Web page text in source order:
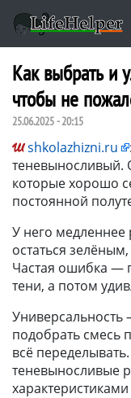
Как выбрать и
чтобы не
25.06.2025 - 20:15
shkolazhizni.ru :
теневыносливый.
которые хорошо
постоянной
У него
остаться
Частая ошибка —
тени, а потом
подобрать смесь
всё
теневыносливые